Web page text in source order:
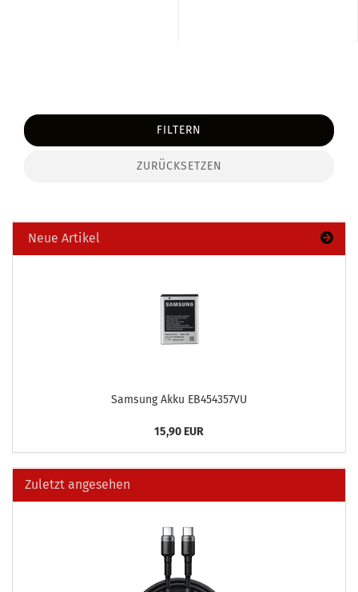
FILTERN
ZURÜCKSETZEN
Neue Artikel
Sam­sung Akku EB454357VU
15,90 EUR
Zuletzt angesehen